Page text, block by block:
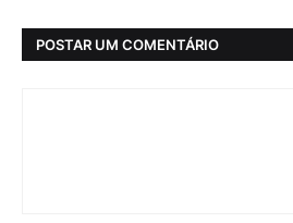
POSTAR UM COMENTÁRIO